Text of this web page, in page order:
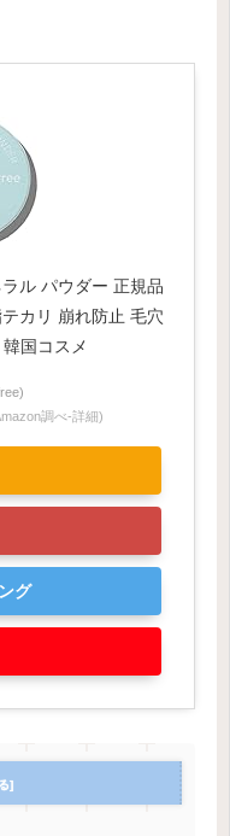
ル パウダー 正規品
カリ 崩れ防止 毛穴
国コスメ
調べ-詳細)
グ